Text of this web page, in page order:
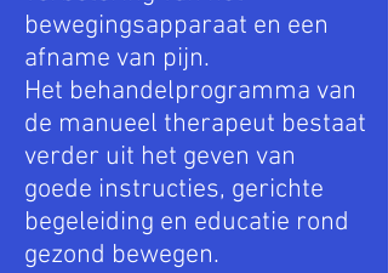
bewegingsapparaat en een
afname van pijn.
Het behandelprogramma van
de manueel therapeut bestaat
verder uit het geven van
goede instructies, gerichte
begeleiding en educatie rond
gezond bewegen.